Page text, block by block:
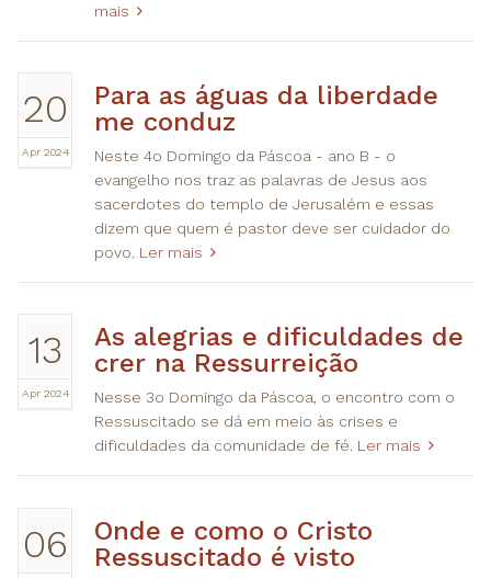
mais
20
Apr 2024
Para as águas da liberdade
me conduz
Neste 4o Domingo da Páscoa - ano B - o
evangelho nos traz as palavras de Jesus aos
sacerdotes do templo de Jerusalém e essas
dizem que quem é pastor deve ser cuidador do
povo. Ler mais
13
Apr 2024
As alegrias e dificuldades de
crer na Ressurreição
Nesse 3o Domingo da Páscoa, o encontro com o
Ressuscitado se dá em meio às crises e
dificuldades da comunidade de fé. Ler mais
06
Onde e como o Cristo
Ressuscitado é visto